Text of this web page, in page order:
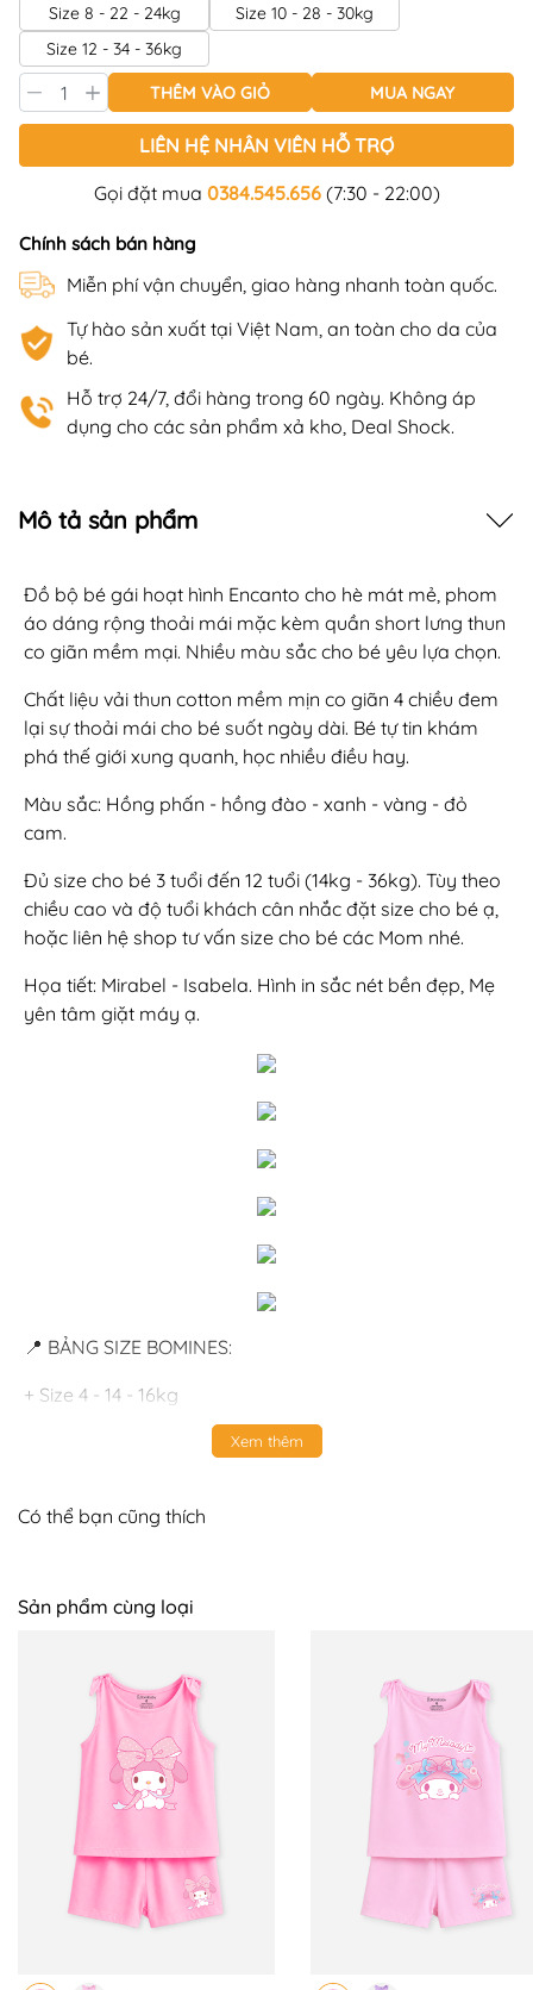
Size 8 - 22 - 24kg
Size 10 - 28 - 30kg
Size 12 - 34 - 36kg
THÊM VÀO GIỎ MUA NGAY
LIÊN HỆ NHÂN VIÊN HỖ TRỢ
Gọi đặt mua 0384.545.656(7:30 - 22:00)
Chính sách bán hàng
Miễn phí vận chuyển, giao hàng nhanh toàn quốc.
Tự hào sản xuất tại Việt Nam, an toàn cho da của
bé.
Hỗ trợ 24/7, đổi hàng trong 60 ngày. Không áp
dụng cho các sản phẩm xả kho, Deal Shock.
Mô tả sản phẩm
Đồ bộ bé gái hoạt hình Encanto cho hè mát mẻ, phom
áo dáng rộng thoải mái mặc kèm quần short lưng thun
co giãn mềm mại. Nhiều màu sắc cho bé yêu lựa chọn.
Chất liệu vải thun cotton mềm mịn co giãn 4 chiều đem
lại sự thoải mái cho bé suốt ngày dài. Bé tự tin khám
phá thế giới xung quanh, học nhiều điều hay.
Màu sắc: Hồng phấn - hồng đào - xanh - vàng - đỏ
cam.
Đủ size cho bé 3 tuổi đến 12 tuổi (14kg - 36kg). Tùy theo
chiều cao và độ tuổi khách cân nhắc đặt size cho bé ạ,
hoặc liên hệ shop tư vấn size cho bé các Mom nhé.
Họa tiết: Mirabel - Isabela. Hình in sắc nét bền đẹp, Mẹ
yên tâm giặt máy ạ.
📍 BẢNG SIZE BOMINES:
+ Size 4 - 14 - 16kg
+ Hỗ trợ đổi trả 7 ngày trên toàn quốc, mẹ yên tâm
mua sắm, bé sử dụng an toàn. Nên nếu có thắc mắc
hoặc cần hỗ trợ mẹ LIÊN HỆ NGAY với BOMINES nhé.
+ Giao COD toàn quốc
+ Tư vấn nhiệt tình, giải quyết thỏa đáng khi khách hàng
gặp vấn đề về sản phẩm.
+ Đặc quyền của sản phẩm nguyên giá: Sẵn sàng đổi
Xem thêm
Có thể bạn cũng thích
Sản phẩm cùng loại